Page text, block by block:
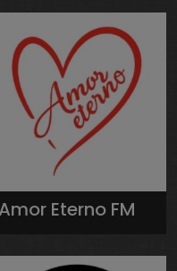
Amor Eterno FM